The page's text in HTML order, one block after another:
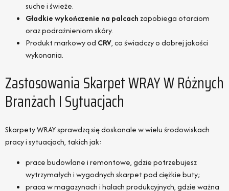
suche i świeże.
Gładkie wykończenie na palcach zapobiega otarciom
oraz podrażnieniom skóry.
Produkt markowy od CRV, co świadczy o dobrej jakości
wykonania.
Zastosowania Skarpet WRAY W Różnych
Branżach I Sytuacjach
Skarpety WRAY sprawdzą się doskonale w wielu środowiskach
pracy i sytuacjach, takich jak:
prace budowlane i remontowe, gdzie potrzebujesz
wytrzymałych i wygodnych skarpet pod ciężkie buty;
praca w magazynach i halach produkcyjnych, gdzie ważna